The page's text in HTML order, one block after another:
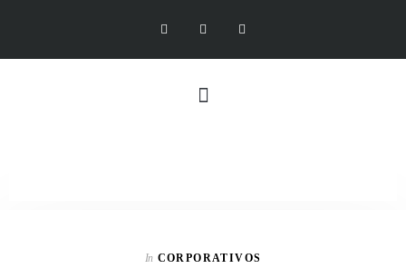
In CORPORATIVOS